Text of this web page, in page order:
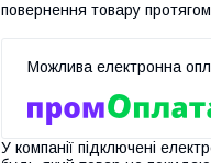
повернення товару
У компанії підключені